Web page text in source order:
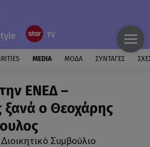
MEDIA ΜΟΔΑ ΣΥΝΤΑΓΕΣ
ΕΝΕΔ –
ο Θεοχάρης
Συμβούλιο